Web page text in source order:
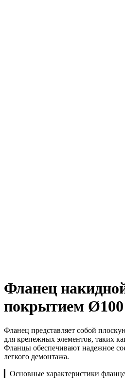
Фланец
покрытием Ø100
Фланец представляет собой
для крепежных элементов, таких
Фланцы обеспечивают надежное
легкого демонтажа.
▎Основные характеристики